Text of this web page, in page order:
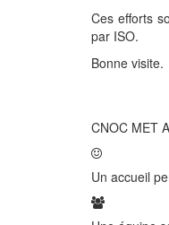
Ces efforts
par ISO.
Bonne visite.
CNOC MET
Un accueil